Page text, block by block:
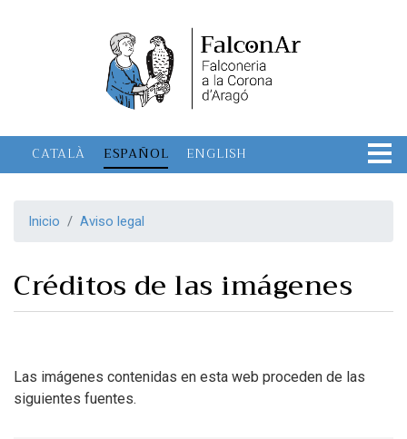
al
contenido
principal
CATALÀ ESPAÑOL ENGLISH
Inicio Aviso legal
Créditos de las imágenes
Las imágenes contenidas en esta web proceden de las
siguientes fuentes.